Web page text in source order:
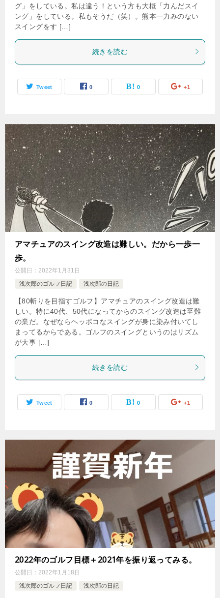
グ」をしている。私は違う！という方も大概「力んだスイ
ング」をしている。私もそうだ（笑）。熊本一力みのない
スイングをす […]
続きを読む
Tweet 0 0 +1
アマチュアのスイング改造は難しい。だから一歩一
歩。
公開日： 2022年1月31日
浅次郎のゴルフ日記
浅次郎の日記
【80斬りを目指すゴルフ】アマチュアのスイング改造は難
しい。特に40代、50代になってからのスイング改造は至難
の業だ。なぜならヘッポコなスイングが身に染み付いてし
まってるからである。ゴルフのスイングというのはリズム
が大事 […]
続きを読む
Tweet 0 0 +1
2022年のゴルフ目標＋2021年を振り返ってみる。
公開日： 2022年1月18日
浅次郎のゴルフ日記
浅次郎の日記